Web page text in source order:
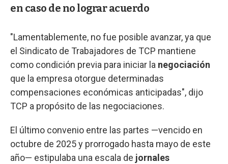
en caso de no lograr acuerdo
"Lamentablemente, no fue posible avanzar, ya que
el Sindicato de Trabajadores de TCP mantiene
como condición previa para iniciar la negociación
que la empresa otorgue determinadas
compensaciones económicas anticipadas", dijo
TCP a propósito de las negociaciones.
El último convenio entre las partes —vencido en
octubre de 2025 y prorrogado hasta mayo de este
año— estipulaba una escala de jornales